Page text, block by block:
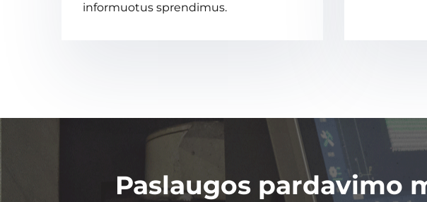
informuotus sprendimus.
Paslaugos pardavimo